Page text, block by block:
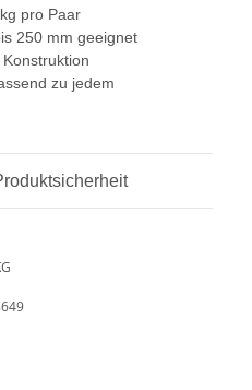
pro Paar
250 mm geeignet
zu jedem